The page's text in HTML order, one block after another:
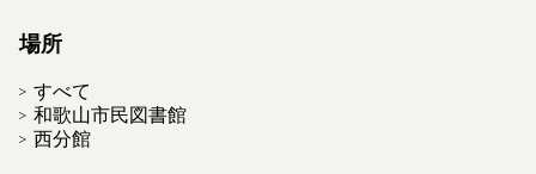
場所
すべて
和歌山市民図書館
西分館